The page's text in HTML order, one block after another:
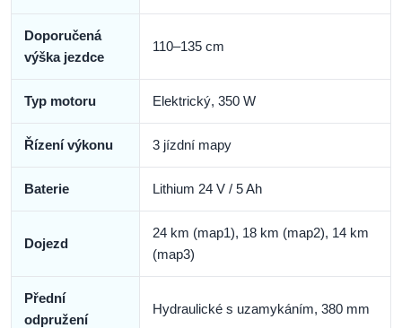
Doporučená
výška jezdce
110–135 cm
Typ motoru Elektrický, 350 W
Řízení výkonu 3 jízdní mapy
Baterie Lithium 24 V / 5 Ah
Dojezd
24 km (map1), 18 km (map2), 14 km
(map3)
Přední
odpružení
Hydraulické s uzamykáním, 380 mm